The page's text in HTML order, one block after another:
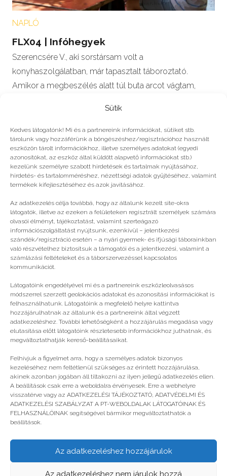
Sütik
Kedves látogatónk! Mi és a partnereink információkat, sütiket stb.
tárolunk vagy hozzáférünk a böngészéshez/regisztrációhoz használt
eszközön tárolt információkhoz, illetve személyes adatokat (egyedi
azonosítókat, az eszköz által küldött alapvető információkat stb.)
kezelünk személyre szabott hirdetések és tartalmak nyújtásához,
hirdetés- és tartalomméréshez, nézettségi adatok gyűjtéséhez, valamint
termékek kifejlesztéséhez és azok javításához.
Az adatkezelés célja továbbá, hogy az általunk kezelt site-okra
látogatók, illetve az ezeken a felületeken regisztrált személyek számára
olvasói élményt, tájékoztatást, valamint szerteágazó
információszolgáltatást nyújtsunk, ezenkívül – jelentkezési
szándék/regisztráció esetén – a nyári gyermek- és ifjúsági táborainkban
való részvételhez biztosítsuk a támogatói és a jelentkezési, valamint a
számlázási feltételeket és a táborszervezéssel kapcsolatos
kommunikációt.
Látogatóink engedélyével mi és a partnereink eszközleolvasásos
módszerrel szerzett geolokációs adatokat és azonosítási információkat is
felhasználhatunk. Látogatóink a megfelelő helyre kattintva
hozzájárulhatnak az általunk és a partnereink által végzett
adatkezeléshez. További lehetőségként a hozzájárulás megadása vagy
elutasítása előtt látogatóink részletesebb információkhoz juthatnak, és
megváltoztathatják kereső-beállításaikat.
Felhívjuk a figyelmet arra, hogy a személyes adatok bizonyos
kezeléséhez nem feltétlenül szükséges az érintett hozzájárulása,
akinek azonban jogában áll tiltakozni az ilyen jellegű adatkezelés ellen.
A beállítások csak erre a weboldalra érvényesek. Erre a webhelyre
visszatérve vagy az ADATKEZELÉSI TÁJÉKOZTATÓ, ADATVÉDELMI ÉS
ADATKEZELÉSI SZABÁLYZAT A PT-WEBOLDALAK LÁTOGATÓINAK ÉS
FELHASZNÁLÓINAK segítségével bármikor megváltoztathatók a
beállítások.
Az adatkezeléshez hozzájárulok
Az adatkezeléshez nem járulok hozzá
NAPLÓ
FLX04 | Infóhegyek
Szerencsére V., aki sorstársam volt a
konyhaszolgálatban, már tapasztalt táboroztató.
Amikor a megbeszélés alatt túl buta arcot vágtam,
Mutasd a többit!
Még több
FLX18 | Jónás, a csontváz a 14.
© legjobbtabor.hu